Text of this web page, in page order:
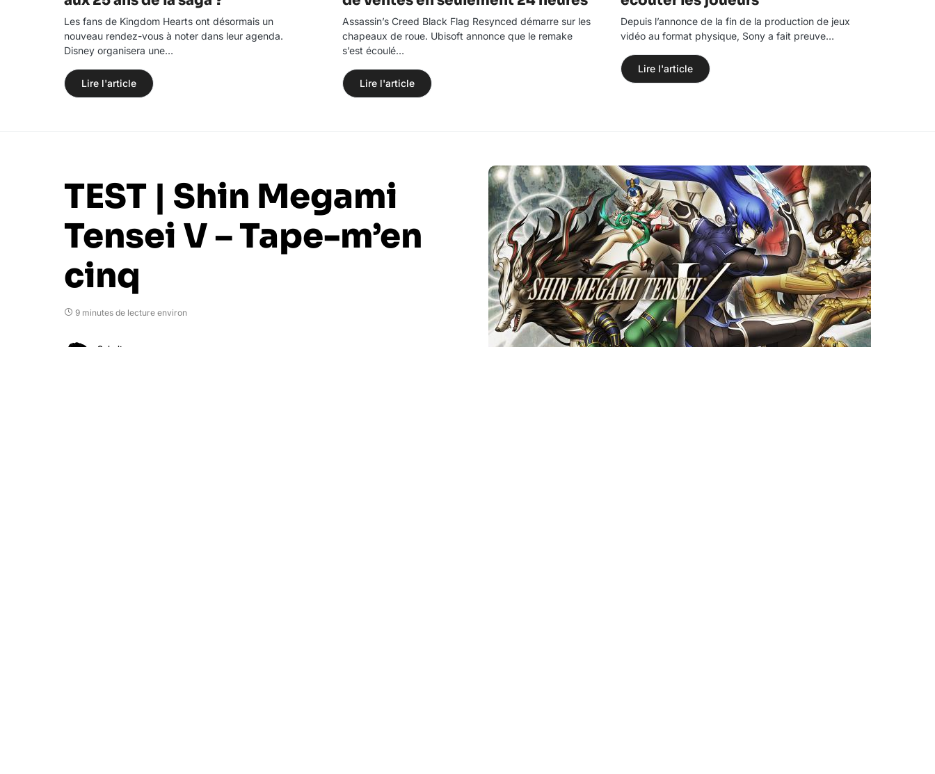
Les fans de Kingdom Hearts ont désormais un
nouveau rendez-vous à noter dans leur agenda.
Disney organisera une…
Lire l'article
Assassin’s Creed Black Flag Resynced démarre sur les
chapeaux de roue. Ubisoft annonce que le remake
s’est écoulé…
Lire l'article
Depuis l’annonce de la fin de la production de jeux
vidéo au format physique, Sony a fait preuve…
Lire l'article
TEST | Shin Megami
Tensei V – Tape-m’en
cinq
9 minutes de lecture environ
Sebalt